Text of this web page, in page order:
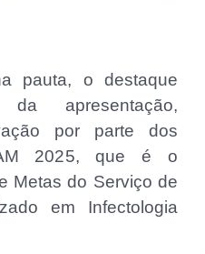
pauta, o destaque
apresentação,
por parte dos
2025, que é o
Metas do Serviço de
em Infectologia